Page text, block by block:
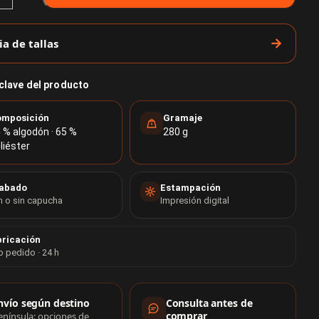
de tallas
del producto
% algodón · 65 %
Gramaje
280 g
o sin capucha
Estampación
Impresión digital
pedido · 24 h
de compra
según destino
opciones de
Consulta antes de
comprar